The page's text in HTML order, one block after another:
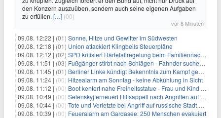
den Konzern auszuüben, sondern auch seine eigenen Aufgaben
zu erfüllen. […] (00)
vor 8 Minuten
09.08. 12:22 | (01) Sonne, Hitze und Gewitter im Südwesten
09.08. 12:18 | (01) Union attackiert Klingbeils Steuerpläne
09.08. 12:12 | (02) SPD kritisiert Härtefallregelung beim Familiennachzug als zu streng
09.08. 11:51 | (03) Fußgänger stirbt nach Schlägen - Fahnder suchen Autofahrer
09.08. 11:45 | (01) Berliner Linke kündigt Bekenntnis zum Kampf gegen Antisemitismus an
09.08. 11:24 | (00) Hitzealarm am Sonntag - keine Abkühlung in Sicht
09.08. 11:12 | (00) Boot kentert nahe Freiheitsstatue - Frau und Kind sterben
09.08. 10:49 | (00) Selenskyj erneuert Hilfsappell nach Angriffen auf mehrere Städte
09.08. 10:44 | (00) Tote und Verletzte bei Angriff auf russische Stadt Belgorod
09.08. 10:39 | (00) Feueralarm am Gardasee: 250 Menschen evakuiert